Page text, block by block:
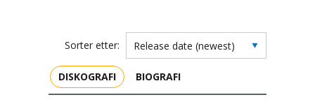
Sorter etter:
DISKOGRAFI BIOGRAFI